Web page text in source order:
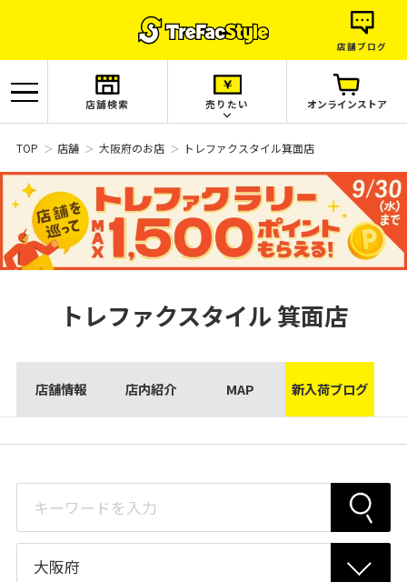
店舗ブログ
店舗検索 売りたい オンラインストア
TOP 店舗 大阪府のお店 トレファクスタイル箕面店
トレファクスタイル箕面店
店舗情報 店内紹介 MAP 新入荷ブログ